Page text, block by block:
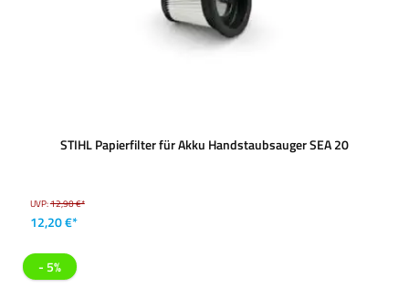
STIHL Papierfilter für Akku Handstaubsauger SEA 20
UVP:12,90 €*
12,20 €*
- 5%